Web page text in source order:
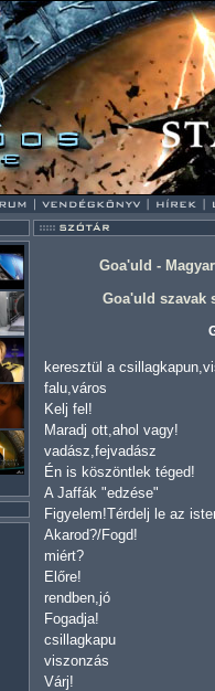
Goa'uld - Magyar
Goa'uld szavak
keresztül a
falu,város
Kelj fel!
Maradj ott,ahol vagy!
vadász,fejvadász
Én is köszöntlek téged!
A Jaffák "edzése"
Figyelem!Térdelj le az
Akarod?/Fogd!
miért?
Előre!
rendben,jó
Fogadja!
csillagkapu
viszonzás
Várj!